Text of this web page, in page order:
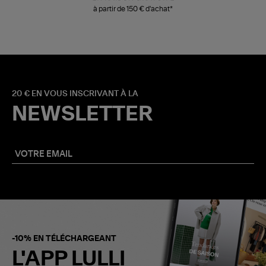
à partir de 150 € d'achat*
20 € EN VOUS INSCRIVANT À LA
NEWSLETTER
-10% EN TÉLÉCHARGEANT
L'APP LULLI